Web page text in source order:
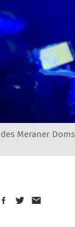
Meraner